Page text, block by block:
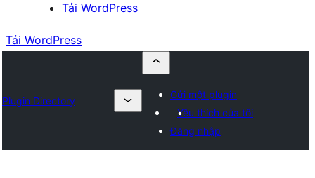
Tải WordPress
Tải WordPress
Plugin Directory
Gửi một plugin
Yêu thích của tôi
Đăng nhập